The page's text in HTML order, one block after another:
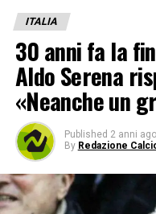
ITALIA
30 anni fa la
Aldo Serena
«Neanche un
Published 2 anni ago
By Redazione